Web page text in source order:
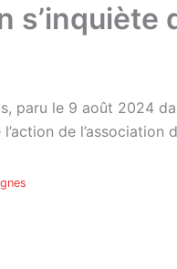
s’inquiète
paru le 9 août 2024
de